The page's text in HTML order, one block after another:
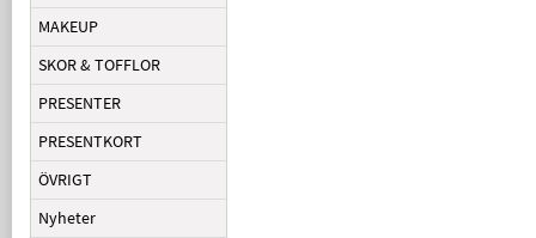
MAKEUP
SKOR & TOFFLOR
PRESENTER
PRESENTKORT
ÖVRIGT
Nyheter